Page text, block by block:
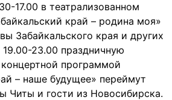
17.00 в театрализованном
край – родина моя»
Забайкальского края и других
23.00 праздничную
программой
– наше будущее» переймут
Читы и гости из Новосибирска.